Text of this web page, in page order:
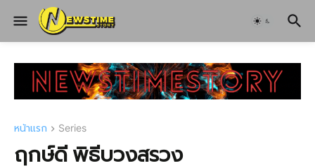
หน้าแรก Series
ฤกษ์ดี พิธีบวงสรวง